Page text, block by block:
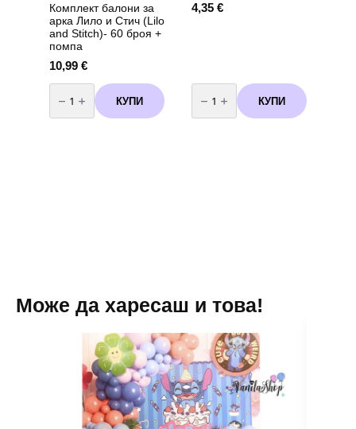
Комплект балони за
арка Лило и Стич (Lilo
and Stitch)- 60 броя +
помпа
10,99 €
количество
за
Комплект
балони
КУПИ
4,35 €
количество
за
Космос
Банер
КУПИ
Може да харесаш и това!